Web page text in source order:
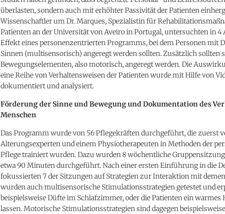
überlasten, sondern auch mit erhöhter Passivität der Patienten
Wissenschaftler um Dr. Marques, Spezialistin für
Patienten an der Universität von Aveiro in Portugal, untersuchten in 4
Effekt eines personenzentrierten Programms, bei dem Personen mit
Sinnen (multisensorisch) angeregt werden sollten. Zusätzlich sollten
Bewegungselementen, also motorisch, angeregt werden. Die
eine Reihe von Verhaltensweisen der Patienten wurde mit Hilfe von
dokumentiert und analysiert.
Förderung der Sinne und Bewegung und Dokumentation des
Menschen
Das Programm wurde von 56 Pflegekräften durchgeführt, die zuerst
Alterungsexperten und einem Physiotherapeuten in Methoden der
Pflege trainiert wurden. Dazu wurden 8 wöchentliche
etwa 90 Minuten durchgeführt. Nach einer ersten Einführung in die
fokussierten 7 der Sitzungen auf Strategien zur Interaktion mit
wurden auch multisensorische Stimulationsstrategien getestet und
beispielsweise Düfte im Schlafzimmer, oder die Patienten ein warmes
lassen. Motorische Stimulationsstrategien sind dagegen